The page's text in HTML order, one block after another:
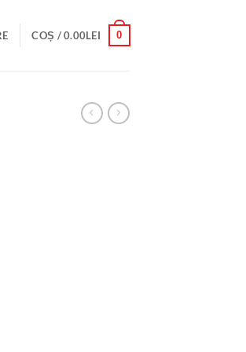
COȘ /0.00LEI 0